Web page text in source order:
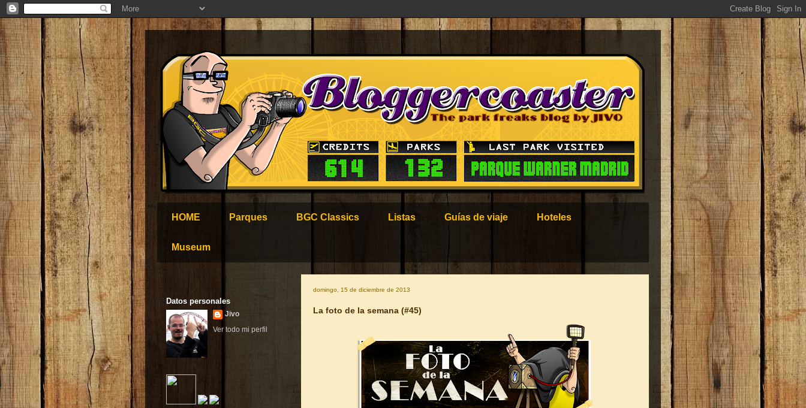
HOME Parques BGC Classics Listas Guías de viaje Hoteles
Museum
domingo, 15 de diciembre de 2013
La foto de la semana (#45)
Datos personales
Jivo
Ver todo mi perfil